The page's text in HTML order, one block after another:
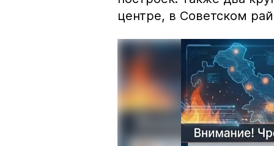
центре, в Советском